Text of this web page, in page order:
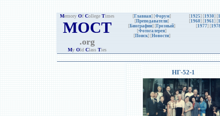
Memory Of College Times
MOCT
.org
My Old Class Ties
[Главная] [Форум]
[Преподаватели]
[Биографии] [Грозный]
[Фотогалерея]
[Поиск] [Новости]
[1925] [1930] [
[1960] [1961] [
[1977] [
НГ-52-1